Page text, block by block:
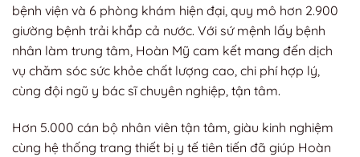
bệnh viện và 6 phòng khám hiện đại, quy mô hơn 2.900
giường bệnh trải khắp cả nước. Với sứ mệnh lấy bệnh
nhân làm trung tâm, Hoàn Mỹ cam kết mang đến dịch
vụ chăm sóc sức khỏe chất lượng cao, chi phí hợp lý,
cùng đội ngũ y bác sĩ chuyên nghiệp, tận tâm.
Hơn 5.000 cán bộ nhân viên tận tâm, giàu kinh nghiệm
cùng hệ thống trang thiết bị y tế tiên tiến đã giúp Hoàn